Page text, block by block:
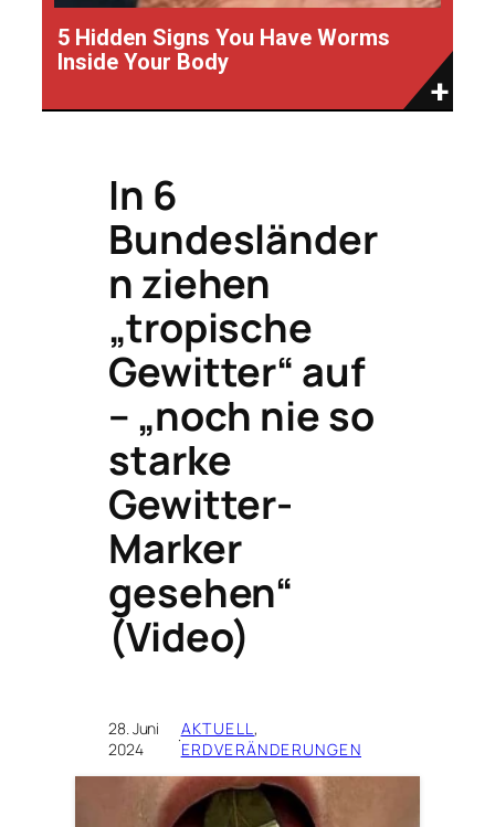
5 Hidden Signs You Have Worms
Inside Your Body
In 6
Bundesländer
n ziehen
„tropische
Gewitter“ auf
– „noch nie so
starke
Gewitter-
Marker
gesehen“
(Video)
28. Juni
2024
·AKTUELL
ERDVERÄNDERUNGEN